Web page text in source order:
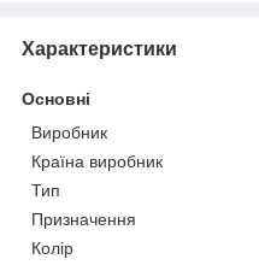
Характеристики
Основні
Виробник
Країна виробник
Тип
Призначення
Колір